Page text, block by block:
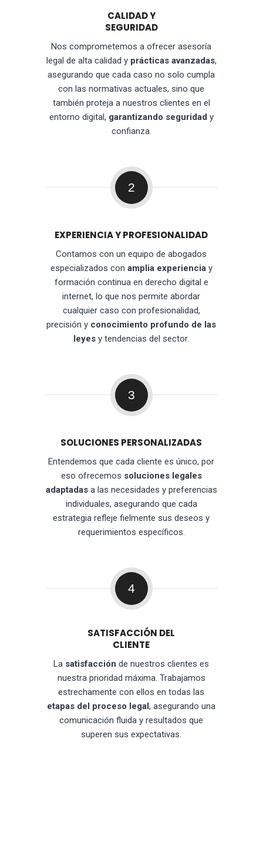
CALIDAD Y
SEGURIDAD
Nos comprometemos a ofrecer asesoría
legal de alta calidad y prácticas avanzadas,
asegurando que cada caso no solo cumpla
con las normativas actuales, sino que
también proteja a nuestros clientes en el
entorno digital, garantizando seguridad y
confianza.
2
EXPERIENCIA Y PROFESIONALIDAD
Contamos con un equipo de abogados
especializados con amplia experienciay
formación continua en derecho digital e
internet, lo que nos permite abordar
cualquier caso con profesionalidad,
precisión y conocimiento profundo de las
leyes y tendencias del sector.
3
SOLUCIONES PERSONALIZADAS
Entendemos que cada cliente es único, por
eso ofrecemos soluciones legales
adaptadasa las necesidades y preferencias
individuales, asegurando que cada
estrategia refleje fielmente sus deseos y
requerimientos específicos.
4
SATISFACCIÓN DEL
CLIENTE
La satisfacción de nuestros clientes es
nuestra prioridad máxima. Trabajamos
estrechamente con ellos en todas las
etapas del proceso legal, asegurando una
comunicación fluida y resultados que
superen sus expectativas.